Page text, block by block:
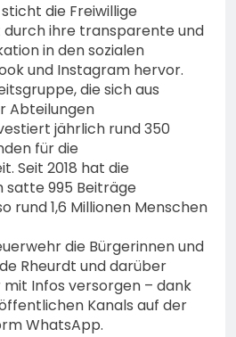
die Freiwillige
durch ihre transparente und
in den sozialen
und Instagram hervor.
die sich aus
Abteilungen
jährlich rund 350
für die
Seit 2018 hat die
satte 995 Beiträge
rund 1,6 Millionen Menschen
die Bürgerinnen und
Rheurdt und darüber
mit Infos versorgen – dank
Kanals auf der
WhatsApp.